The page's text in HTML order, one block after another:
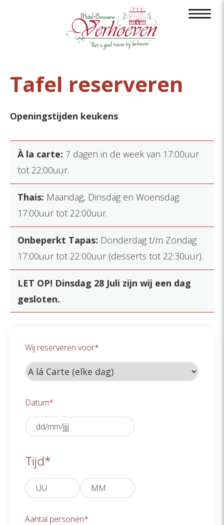
Tafel reserveren
Openingstijden keukens
À la carte: 7 dagen in de week van 17:00uur
tot 22:00uur.
Thais: Maandag, Dinsdag en Woensdag:
17:00uur tot 22:00uur.
Onbeperkt Tapas: Donderdag t/m Zondag
17:00uur tot 22:00uur (desserts tot 22:30uur).
LET OP! Dinsdag 28 Juli zijn wij een dag
gesloten.
Wij reserveren voor*
Datum*
MM
slash
Tijd*
Aantal personen*